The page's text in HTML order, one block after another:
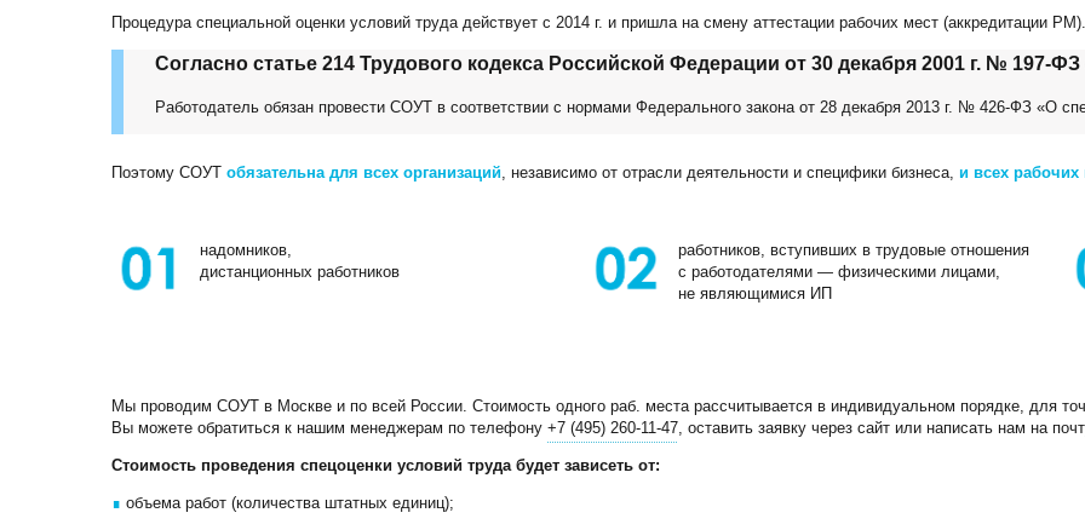
Процедура специальной оценки условий труда действует с 2014 г. и пришла на смену аттестации рабочих мест (аккредитации РМ).
Согласно статье 214 Трудового кодекса Российской Федерации от 30 декабря 2001 г. № 197-
Работодатель обязан провести СОУТ в соответствии с нормами Федерального закона от 28 декабря 2013 г. № 426-ФЗ «О
Поэтому СОУТ обязательна для всех организаций , независимо от отрасли деятельности и специфики бизнеса, и всех рабочих
надомников,
дистанционных работников
работников, вступивших в трудовые отношения
с работодателями — физическими лицами,
не являющимися ИП
Мы проводим СОУТ в Москве и по всей России. Стоимость одного раб. места рассчитывается в индивидуальном порядке, для
Вы можете обратиться к нашим менеджерам по телефону +7 (495) 260-11-47, оставить заявку через сайт или написать нам на
Стоимость проведения спецоценки условий труда будет зависеть от:
∎ объема работ (количества штатных единиц);